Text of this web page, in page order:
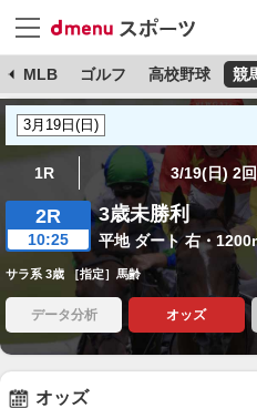
MLB ゴルフ 高校野球 競
1R 3/19(日) 2
2R
10:25
3歳未勝利
平地 ダート 右・
サラ系 3歳 ［指定］馬齢
データ分析 オッズ
オッズ